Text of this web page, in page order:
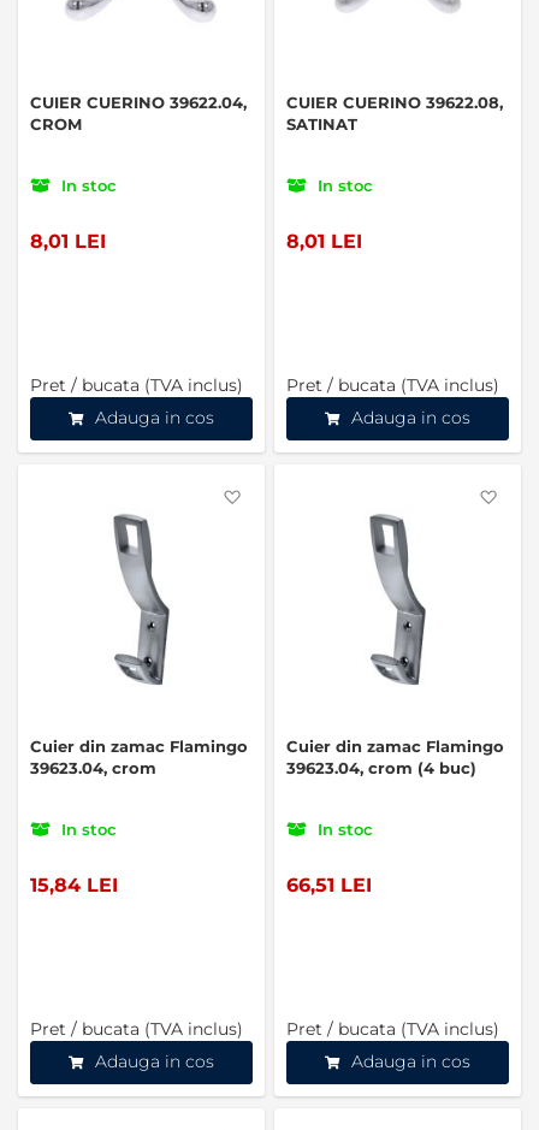
CUIER CUERINO 39622.04,
CROM
In stoc
8,01 LEI
Pret / bucata (TVA inclus)
Adauga in cos
CUIER CUERINO 39622.08,
SATINAT
In stoc
8,01 LEI
Pret / bucata (TVA inclus)
Adauga in cos
Cuier din zamac Flamingo
39623.04, crom
In stoc
15,84 LEI
Pret / bucata (TVA inclus)
Adauga in cos
Cuier din zamac Flamingo
39623.04, crom (4 buc)
In stoc
66,51 LEI
Pret / bucata (TVA inclus)
Adauga in cos